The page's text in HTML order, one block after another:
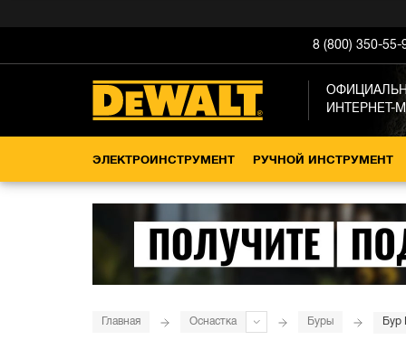
8 (800) 350-55-
ИНТЕРНЕТ-
ЭЛЕКТРОИНСТРУМЕНТ РУЧНОЙ ИНСТРУМЕНТ
Главная Оснастка Буры Бур